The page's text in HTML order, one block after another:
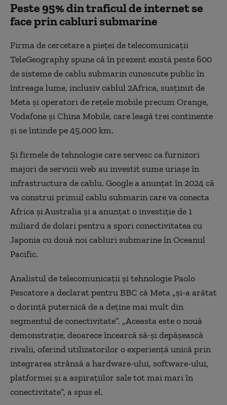
Peste 95% din traficul de internet se
face prin cabluri submarine
Firma de cercetare a pieței de telecomunicații
TeleGeography spune că în prezent există peste 600
de sisteme de cablu submarin cunoscute public în
întreaga lume, inclusiv cablul 2Africa, susținut de
Meta și operatori de rețele mobile precum Orange,
Vodafone și China Mobile, care leagă trei continente
și se întinde pe 45.000 km.
Și firmele de tehnologie care servesc ca furnizori
majori de servicii web au investit sume uriașe în
infrastructura de cablu. Google a anunțat în 2024 că
va construi primul cablu submarin care va conecta
Africa și Australia și a anunțat o investiție de 1
miliard de dolari pentru a spori conectivitatea cu
Japonia cu două noi cabluri submarine în Oceanul
Pacific.
Analistul de telecomunicații și tehnologie Paolo
Pescatore a declarat pentru BBC că Meta „și-a arătat
o dorință puternică de a deține mai mult din
segmentul de conectivitate”. „Aceasta este o nouă
demonstrație, deoarece încearcă să-și depășească
rivalii, oferind utilizatorilor o experiență unică prin
integrarea strânsă a hardware-ului, software-ului,
platformei și a aspirațiilor sale tot mai mari în
conectivitate”, a spus el.